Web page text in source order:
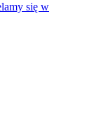
się w